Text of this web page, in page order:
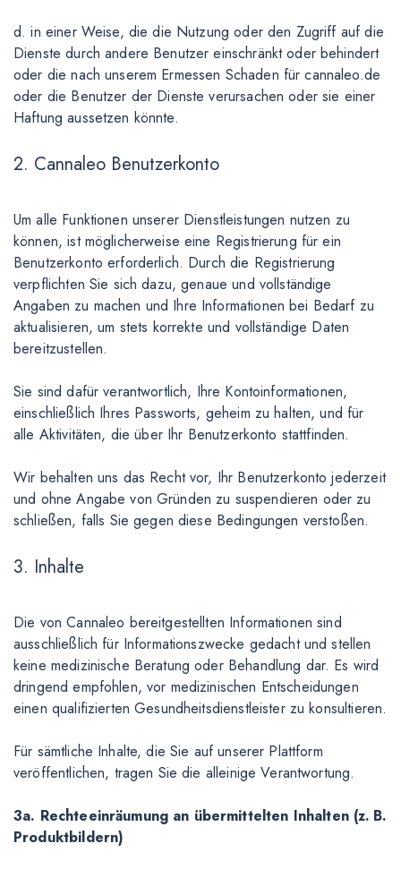
d. in einer Weise, die die Nutzung oder den Zugriff auf die
Dienste durch andere Benutzer einschränkt oder behindert
oder die nach unserem Ermessen Schaden für cannaleo.de
oder die Benutzer der Dienste verursachen oder sie einer
Haftung aussetzen könnte.
2. Cannaleo Benutzerkonto
Um alle Funktionen unserer Dienstleistungen nutzen zu
können, ist möglicherweise eine Registrierung für ein
Benutzerkonto erforderlich. Durch die Registrierung
verpflichten Sie sich dazu, genaue und vollständige
Angaben zu machen und Ihre Informationen bei Bedarf zu
aktualisieren, um stets korrekte und vollständige Daten
bereitzustellen.
Sie sind dafür verantwortlich, Ihre Kontoinformationen,
einschließlich Ihres Passworts, geheim zu halten, und für
alle Aktivitäten, die über Ihr Benutzerkonto stattfinden.
Wir behalten uns das Recht vor, Ihr Benutzerkonto jederzeit
und ohne Angabe von Gründen zu suspendieren oder zu
schließen, falls Sie gegen diese Bedingungen verstoßen.
3. Inhalte
Die von Cannaleo bereitgestellten Informationen sind
ausschließlich für Informationszwecke gedacht und stellen
keine medizinische Beratung oder Behandlung dar. Es wird
dringend empfohlen, vor medizinischen Entscheidungen
einen qualifizierten Gesundheitsdienstleister zu konsultieren.
Für sämtliche Inhalte, die Sie auf unserer Plattform
veröffentlichen, tragen Sie die alleinige Verantwortung.
3a. Rechteeinräumung an übermittelten Inhalten (z. B.
Produktbildern)